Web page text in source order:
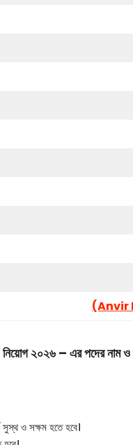
(Anvir
২০২৬ – এর পদের নাম ও
সুস্থ ও সক্ষম হতে হবে।